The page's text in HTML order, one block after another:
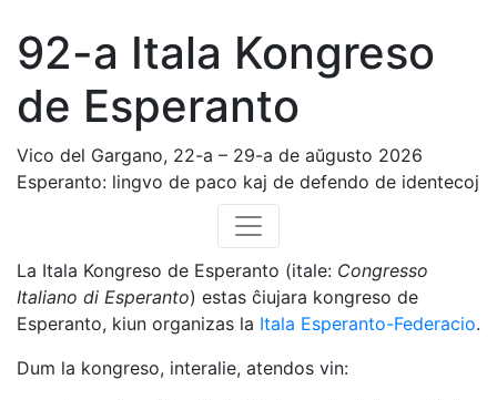
92-a Itala Kongreso
de Esperanto
Vico del Gargano, 22-a – 29-a de aŭgusto 2026
Esperanto: lingvo de paco kaj de defendo de identecoj
La Itala Kongreso de Esperanto (itale: Congresso
Italiano di Esperanto) estas ĉiujara kongreso de
Esperanto, kiun organizas la Itala Esperanto-Federacio.
Dum la kongreso, interalie, atendos vin: